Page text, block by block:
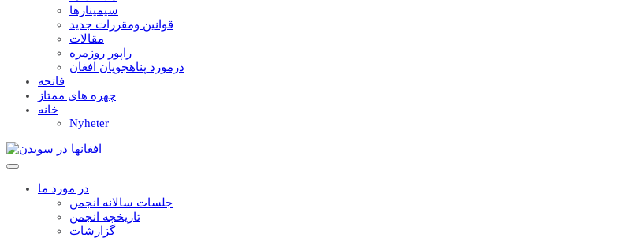
سيمينارها
قوانين ومقررات جديد
مقالات
راپور روزمره
درمورد پناهجويان افغان
فاتحه
چهره های ممتاز
خانه
Nyheter
در مورد ما
جلسات سالانه انجمن
تاریخچه انجمن
گزارشات